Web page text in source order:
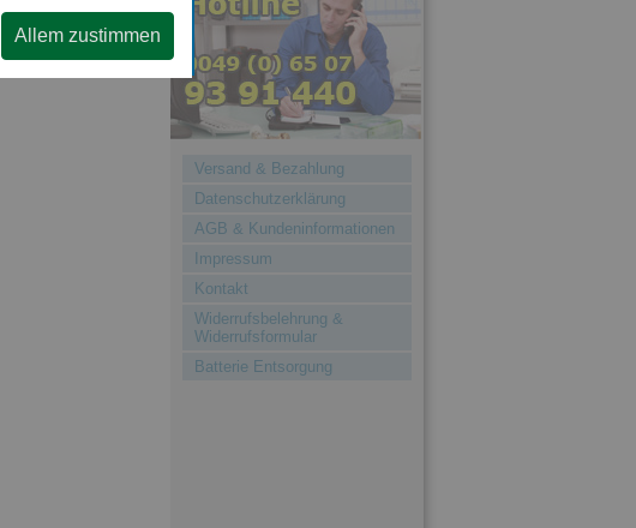
Allem zustimmen
Versand & Bezahlung
Datenschutzerklärung
AGB & Kundeninformationen
Impressum
Kontakt
Widerrufsbelehrung &
Widerrufsformular
Batterie Entsorgung